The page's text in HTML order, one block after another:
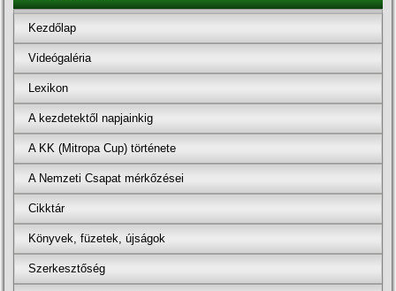
Kezdőlap
Videógaléria
Lexikon
A kezdetektől napjainkig
A KK (Mitropa Cup) története
A Nemzeti Csapat mérkőzései
Cikktár
Könyvek, füzetek, újságok
Szerkesztőség